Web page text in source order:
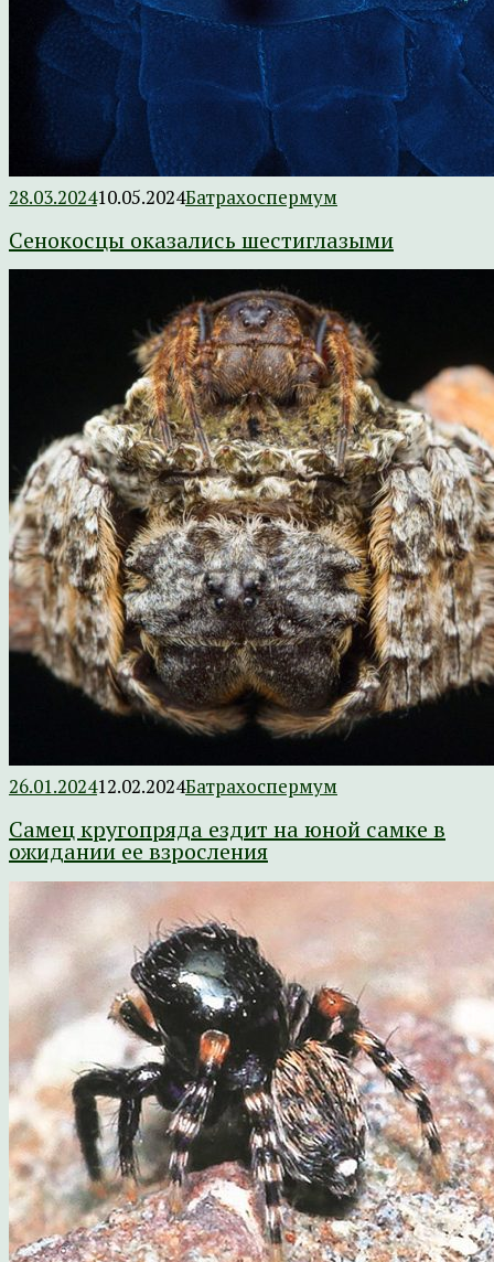
28.03.202410.05.2024Батрахоспермум
Сенокосцы оказались шестиглазыми
26.01.202412.02.2024Батрахоспермум
Самец кругопряда ездит на юной самке в
ожидании ее взросления